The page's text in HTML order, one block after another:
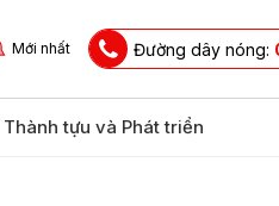
Mới nhất Đường dây nóng:
Thành tựu và Phát triển